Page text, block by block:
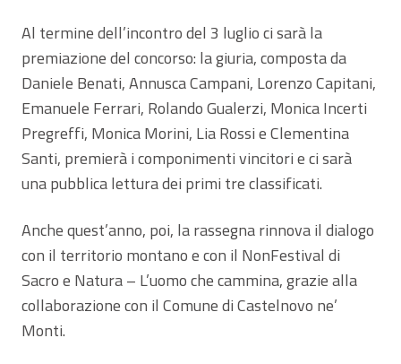
Al termine dell’incontro del 3 luglio ci sarà la
premiazione del concorso: la giuria, composta da
Daniele Benati, Annusca Campani, Lorenzo Capitani,
Emanuele Ferrari, Rolando Gualerzi, Monica Incerti
Pregreffi, Monica Morini, Lia Rossi e Clementina
Santi, premierà i componimenti vincitori e ci sarà
una pubblica lettura dei primi tre classificati.
Anche quest’anno, poi, la rassegna rinnova il dialogo
con il territorio montano e con il NonFestival di
Sacro e Natura – L’uomo che cammina, grazie alla
collaborazione con il Comune di Castelnovo ne’
Monti.